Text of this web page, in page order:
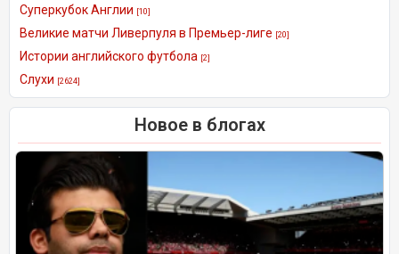
Суперкубок Англии [10]
Великие матчи Ливерпуля в Премьер-лиге [20]
Истории английского футбола [2]
Слухи [2624]
Новое в блогах